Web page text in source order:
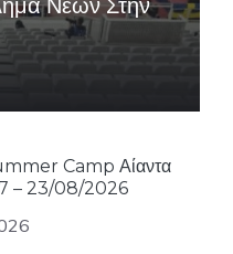
Νέων Στην
Camp Αίαντα
– 23/08/2026